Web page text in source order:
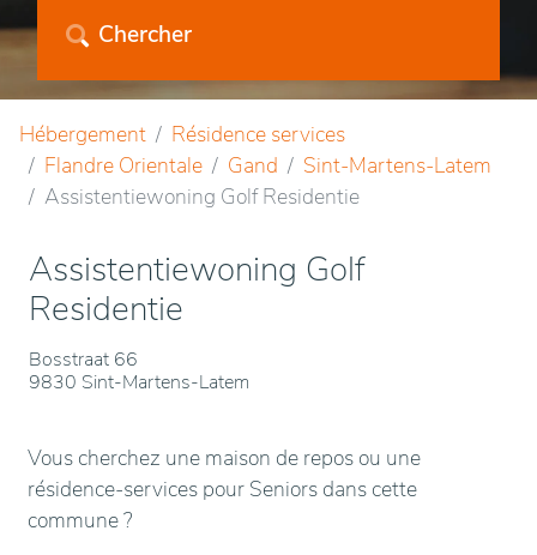
Chercher
Hébergement
Résidence services
Flandre Orientale
Gand
Sint-Martens-Latem
Assistentiewoning Golf Residentie
Assistentiewoning Golf
Residentie
Bosstraat 66
9830 Sint-Martens-Latem
Vous cherchez une maison de repos ou une
résidence-services pour Seniors dans cette
commune ?